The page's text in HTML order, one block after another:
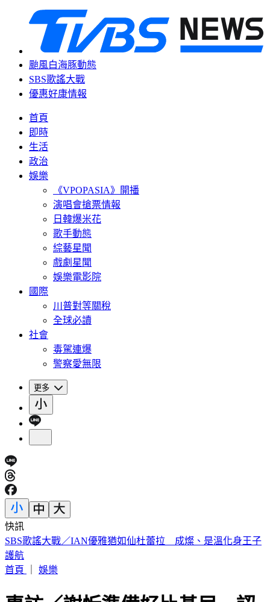
颱風白海豚動態
SBS歌謠大戰
優惠好康情報
首頁
即時
生活
政治
娛樂
《VPOPASIA》開播
演唱會搶票情報
日韓爆米花
歌手動態
綜藝星聞
戲劇星聞
娛樂電影院
國際
川普對等關稅
全球必讀
社會
毒駕連爆
警察愛無限
更多
快訊
白海豚颱風沒登陸為何風雨狂灌北台？吳聖宇揭是關鍵
首頁
專訪／謝忻準備好比基尼 認